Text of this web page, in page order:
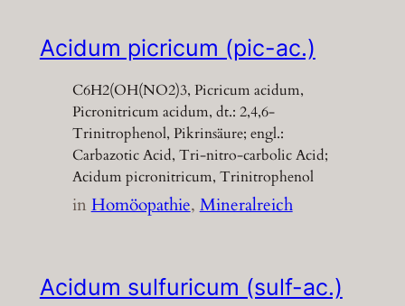
Acidum picricum (pic-ac.)
C6H2(OH(NO2)3, Picricum acidum,
Picronitricum acidum, dt.: 2,4,6-
Trinitrophenol, Pikrinsäure; engl.:
Carbazotic Acid, Tri-nitro-carbolic Acid;
Acidum picronitricum, Trinitrophenol
inHomöopathie, Mineralreich
Acidum sulfuricum (sulf-ac.)